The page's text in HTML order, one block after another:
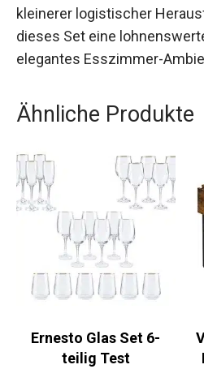
kleinerer logistischer
dieses Set eine
elegantes Esszimmer-
Ähnliche Produkte
Ernesto Glas Set 6-
teilig Test